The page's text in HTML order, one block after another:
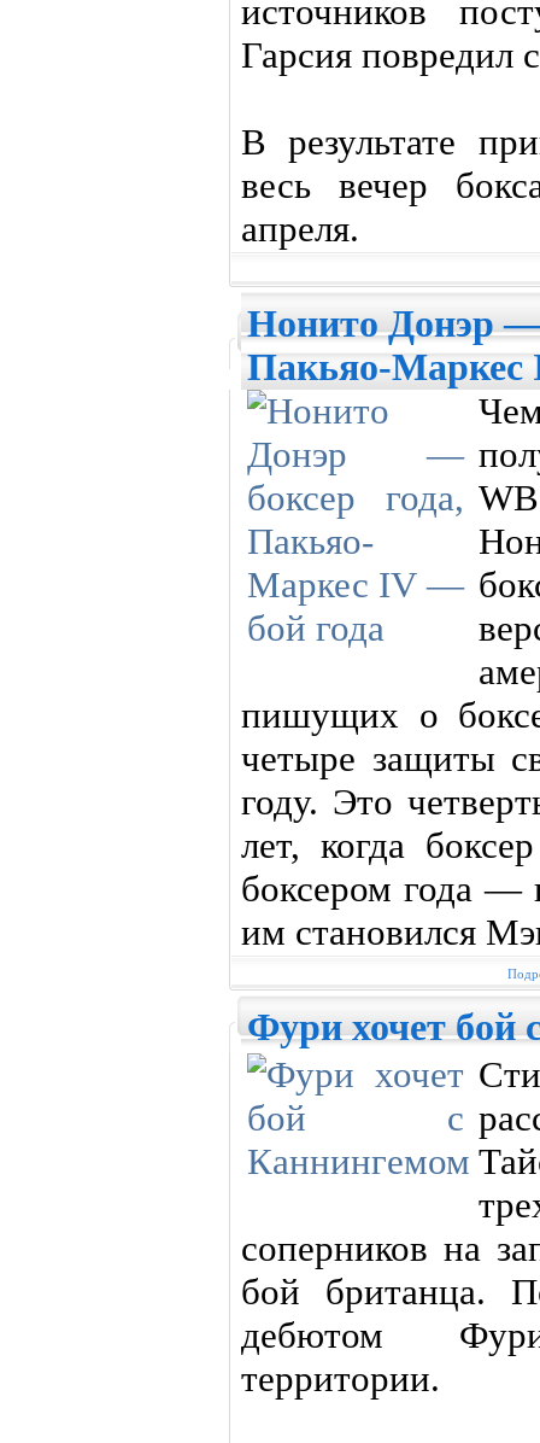
источников
Гарсия повредил
В результате
весь вечер
апреля.
Нонито Донэр —
Пакьяо-Маркес
пишущих о
четыре защиты
году. Это
лет, когда
боксером года —
им становился
Фури хочет бой
соперников на
бой британца.
дебютом
территории.